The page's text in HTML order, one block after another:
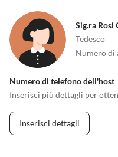
Sig.ra Rosi
Tedesco
Numero di
Numero di telefono dell'host
Inserisci più dettagli per
Inserisci dettagli